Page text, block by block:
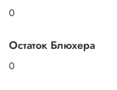
0
Остаток Блюхера
0